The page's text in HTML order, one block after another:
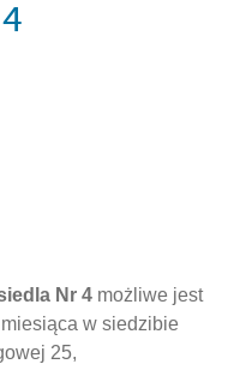
Nr 4 możliwe jest
w siedzibie
25,